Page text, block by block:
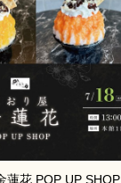
蓮花 POP UP SHOP